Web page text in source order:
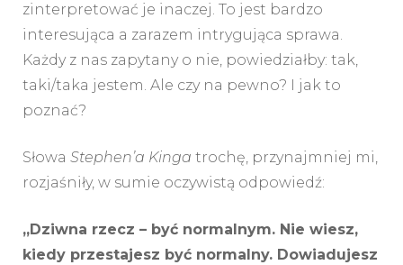
zinterpretować je inaczej. To jest bardzo
interesująca a zarazem intrygująca sprawa.
Każdy z nas zapytany o nie, powiedziałby: tak,
taki/taka jestem. Ale czy na pewno? I jak to
poznać?
Słowa Stephen’a Kinga trochę, przynajmniej mi,
rozjaśniły, w sumie oczywistą odpowiedź:
„Dziwna rzecz – być normalnym. Nie wiesz,
kiedy przestajesz być normalny. Dowiadujesz